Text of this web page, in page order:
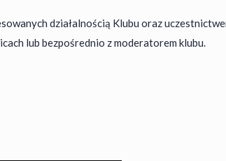
działalnością Klubu oraz
lub bezpośrednio z moderatorem klubu.